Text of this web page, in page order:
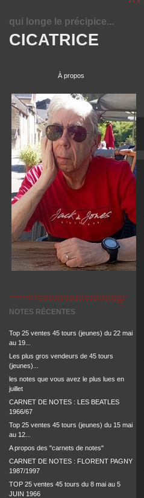
CICATRICE
qui longe le précipice...
À propos
NOTES RÉCENTES
Top 25 ventes 45 tours (jeunes) du 22 mai
au 19...
Les plus gros vendeurs de 45 tours
(jeunes)...
les notes que vous avez le plus lues en
juillet
CARNET DE NOTES : LES BEATLES
1966/67
Top 25 ventes 45 tours (jeunes) du 15 mai
au 12...
A propos des "carnets de notes"
CARNET DE NOTES : FLORENT PAGNY
1987/1997
TOP 25 ventes 45 tours du 8 mai au 5
JUIN 1966